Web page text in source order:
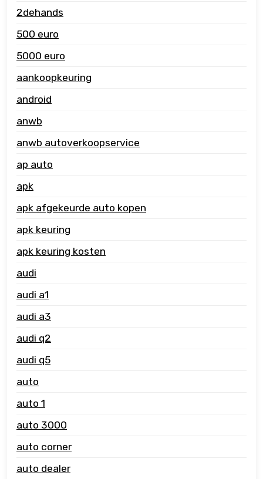
2dehands
500 euro
5000 euro
aankoopkeuring
android
anwb
anwb autoverkoopservice
ap auto
apk
apk afgekeurde auto kopen
apk keuring
apk keuring kosten
audi
audi a1
audi a3
audi q2
audi q5
auto
auto 1
auto 3000
auto corner
auto dealer